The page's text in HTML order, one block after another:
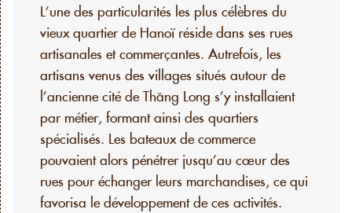
L’une des particularités les plus célèbres du
vieux quartier de Hanoï réside dans ses rues
artisanales et commerçantes. Autrefois, les
artisans venus des villages situés autour de
l’ancienne cité de Thăng Long s’y installaient
par métier, formant ainsi des quartiers
spécialisés. Les bateaux de commerce
pouvaient alors pénétrer jusqu’au cœur des
rues pour échanger leurs marchandises, ce qui
favorisa le développement de ces activités.